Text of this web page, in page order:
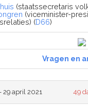
(staatssecretaris
(viceminister-
(D66)
Vragen en
29 april 2021 49